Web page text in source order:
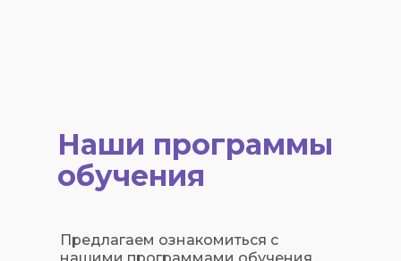
Наши программы
обучения
Предлагаем ознакомиться с